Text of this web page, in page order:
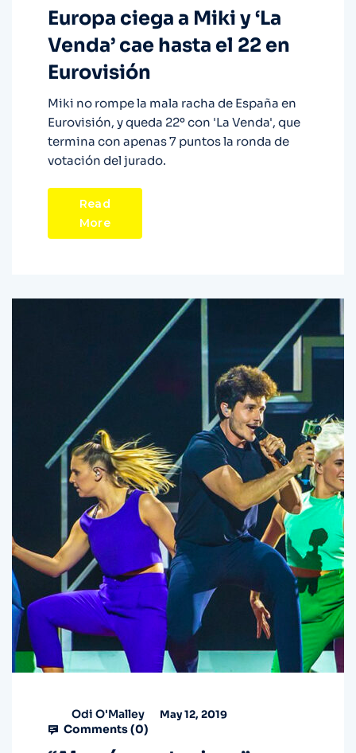
Europa ciega a Miki y ‘La
Venda’ cae hasta el 22 en
Eurovisión
Miki no rompe la mala racha de España en
Eurovisión, y queda 22º con 'La Venda', que
termina con apenas 7 puntos la ronda de
votación del jurado.
Read
More
Odi O'Malley May 12, 2019
Comments (0)